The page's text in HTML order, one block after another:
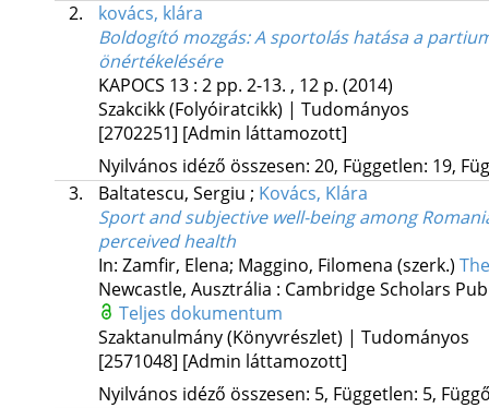
2.
kovács, klára
Boldogító mozgás: A sportolás hatása a
önértékelésére
KAPOCS 13: 2 pp. 2-13. , 12 p. (2014)
Szakcikk (Folyóiratcikk) | Tudományos
[2702251] [Admin láttamozott]
Nyilvános idéző összesen: 20, Független: 19,
3.
Baltatescu, Sergiu ; Kovács, Klára
Sport and subjective well-being among
perceived health
In: Zamfir, Elena; Maggino, Filomena (szerk.)
Newcastle, Ausztrália : Cambridge Scholars
Teljes dokumentum
Szaktanulmány (Könyvrészlet) | Tudományos
[2571048] [Admin láttamozott]
Nyilvános idéző összesen: 5, Független: 5,